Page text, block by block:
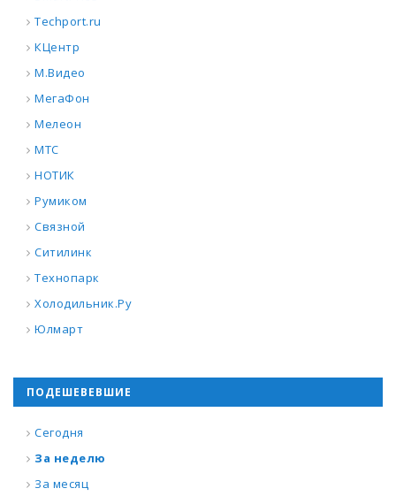
Techport.ru
КЦентр
М.Видео
МегаФон
Мелеон
МТС
НОТИК
Румиком
Связной
Ситилинк
Технопарк
Холодильник.Ру
Юлмарт
ПОДЕШЕВЕВШИЕ
Сегодня
За неделю
За месяц